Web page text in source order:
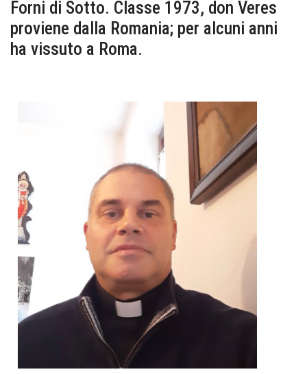
Forni di Sotto. Classe 1973, don Veres
proviene dalla Romania; per alcuni anni
ha vissuto a Roma.